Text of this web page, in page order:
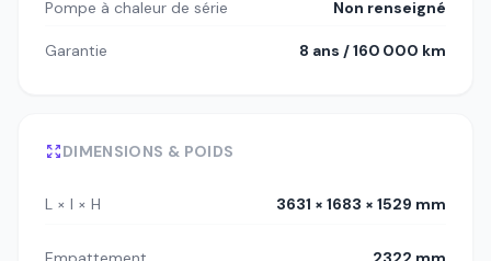
Pompe à chaleur de série Non renseigné
Garantie 8 ans / 160 000 km
DIMENSIONS & POIDS
L × l × H 3631 × 1683 × 1529 mm